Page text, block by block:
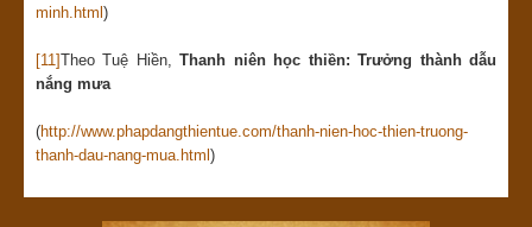
minh.html )
[11]Theo Tuệ Hiền,Thanh niên học thiền: Trưởng thành dẫu
nắng mưa
(http://www.phapdangthientue.com/thanh-nien-hoc-thien-truong-
thanh-dau-nang-mua.html )